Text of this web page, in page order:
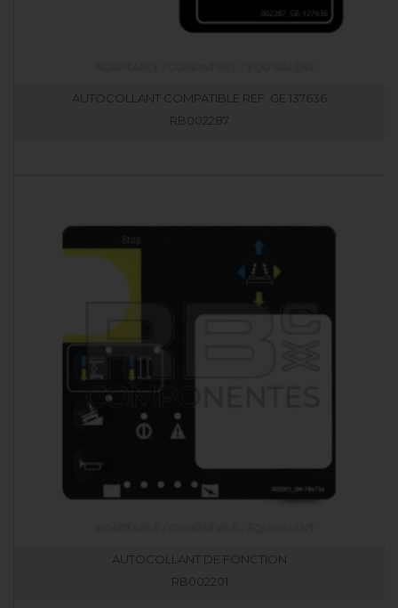
AUTOCOLLANT COMPATIBLE REF. GE 137636
RB002287
AUTOCOLLANT DE FONCTION
RB002201